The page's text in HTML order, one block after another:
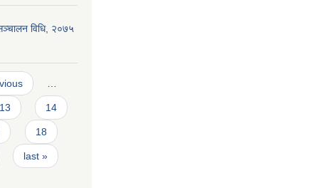
विधि, २०७५
13 14
18
last »